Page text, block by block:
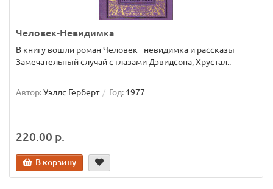
Человек-Невидимка
В книгу вошли роман Человек - невидимка и рассказы
Замечательный случай с глазами Дэвидсона, Хрустал..
Автор:Уэллс Герберт Год: 1977
220.00 р.
В корзину